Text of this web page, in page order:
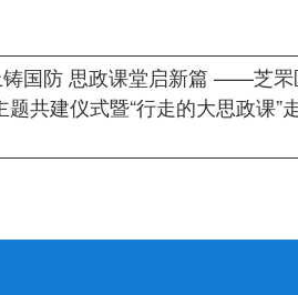
铸国防 思政课堂启新篇 ——芝罘
题共建仪式暨“行走的大思政课”